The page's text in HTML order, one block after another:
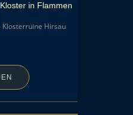
in Flammen
Klosterruine Hirsau